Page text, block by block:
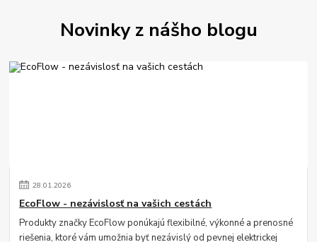
Novinky z nášho blogu
28.01.2026
EcoFlow - nezávislosť na vašich cestách
Produkty značky EcoFlow ponúkajú flexibilné, výkonné a prenosné
riešenia, ktoré vám umožnia byť nezávislý od pevnej elektrickej